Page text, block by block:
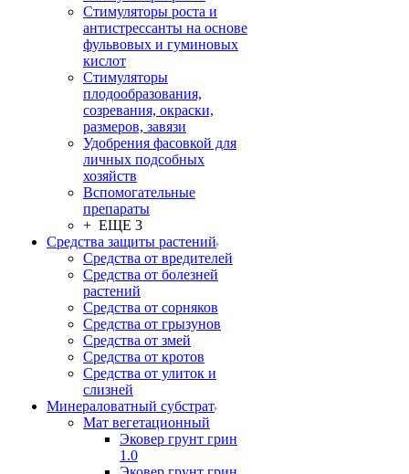
Стимуляторы роста и
антистрессанты на основе
фульвовых и гуминовых
кислот
Стимуляторы
плодообразования,
созревания, окраски,
размеров, завязи
Удобрения фасовкой для
личных подсобных
хозяйств
Вспомогательные
препараты
+ ЕЩЕ 3
Средства защиты растений
Средства от вредителей
Средства от болезней
растений
Средства от сорняков
Средства от грызунов
Средства от змей
Средства от кротов
Средства от улиток и
слизней
Минераловатный субстрат
Мат вегетационный
Эковер грунт грин
1.0